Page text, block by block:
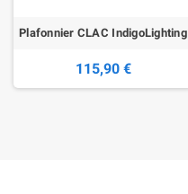
Plafonnier CLAC IndigoLighting
115,90 €